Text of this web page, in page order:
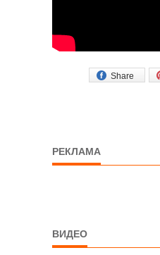
Share
РЕКЛАМА
ВИДЕО